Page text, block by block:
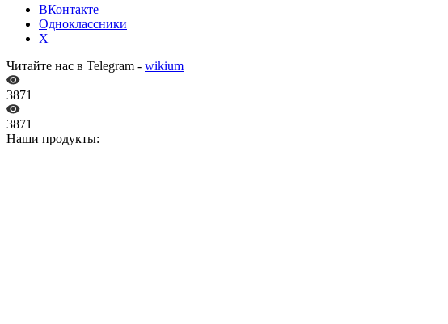
ВКонтакте
Одноклассники
X
Читайте нас в Telegram - wikium
3871
3871
Наши продукты: